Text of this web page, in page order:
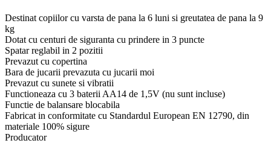
Destinat copiilor cu varsta de pana la 6 luni si greutatea de pana la 9
kg
Dotat cu centuri de siguranta cu prindere in 3 puncte
Spatar reglabil in 2 pozitii
Prevazut cu copertina
Bara de jucarii prevazuta cu jucarii moi
Prevazut cu sunete si vibratii
Functioneaza cu 3 baterii AA14 de 1,5V (nu sunt incluse)
Functie de balansare blocabila
Fabricat in conformitate cu Standardul European EN 12790, din
materiale 100% sigure
Producator